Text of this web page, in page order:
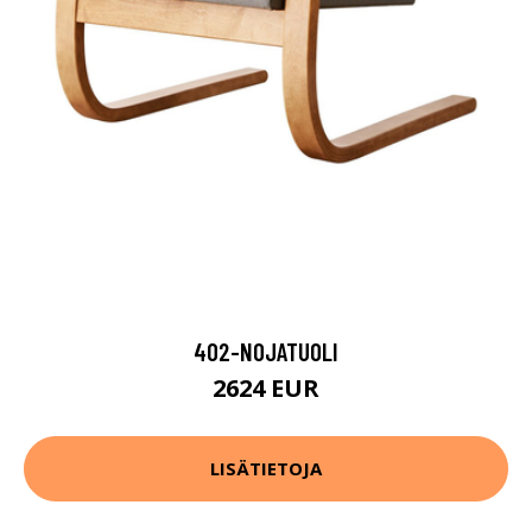
402-NOJATUOLI
2624 EUR
LISÄTIETOJA